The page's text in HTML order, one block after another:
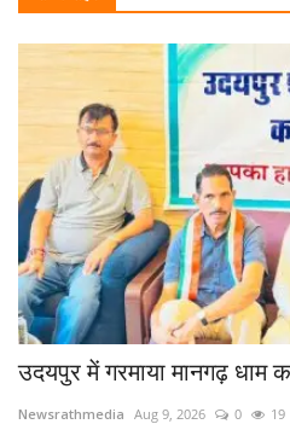
लाईफ & साइंस
जीवन मंत्र
युटीलीटी
शोक समाचार
उदयपुर में गरमाया मानगढ़ धाम
Newsrathmedia Aug 9, 2026 0 19